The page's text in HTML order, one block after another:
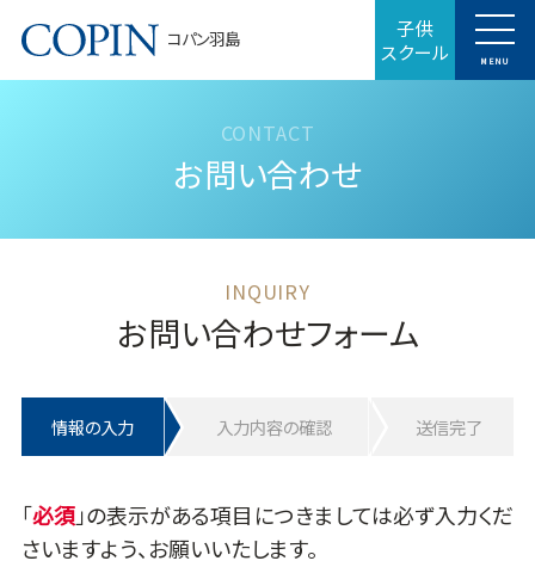
コパン羽島 子供
スクール MENU
お問い合わせ
お問い合わせフォーム
情報の入力 入力内容の確認 送信完了
「
」の表示がある項目につきましては必ず入力くだ
さいますよう、お願いいたします。